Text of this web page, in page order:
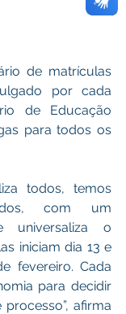
de matrículas
por cada
de Educação
para todos os
todos, temos
com um
universaliza o
iniciam dia 13 e
fevereiro. Cada
para decidir
afirma